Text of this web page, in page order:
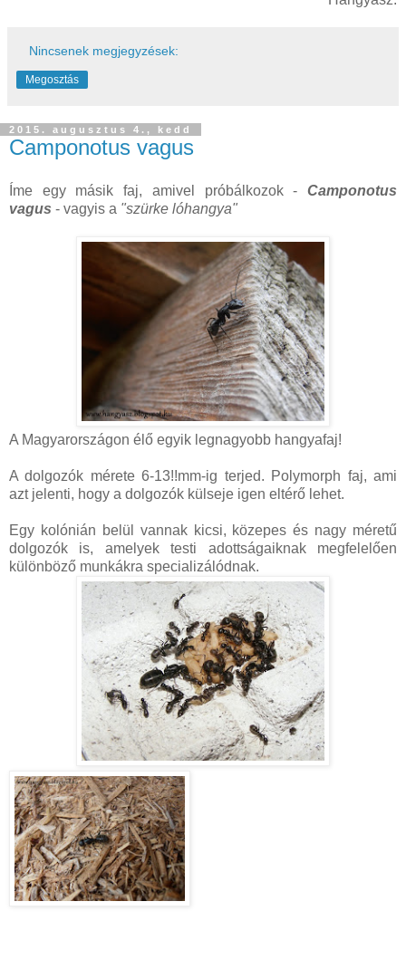
Nincsenek megjegyzések:
Megosztás
2015. augusztus 4., kedd
Camponotus vagus
Íme egy másik faj, amivel próbálkozok - Camponotus
vagus - vagyis a "szürke lóhangya"
A Magyarországon élő egyik legnagyobb hangyafaj!
A dolgozók mérete 6-13!!mm-ig terjed. Polymorph faj, ami
azt jelenti, hogy a dolgozók külseje igen eltérő lehet.
Egy kolónián belül vannak kicsi, közepes és nagy méretű
dolgozók is, amelyek testi adottságaiknak megfelelően
különböző munkákra specializálódnak.